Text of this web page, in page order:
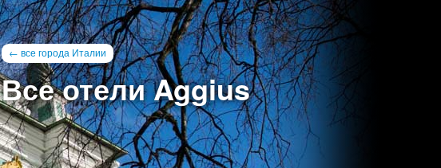
← все города Италии
Все отели Aggius